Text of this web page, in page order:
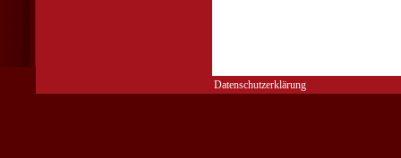
Datenschutzerklärung